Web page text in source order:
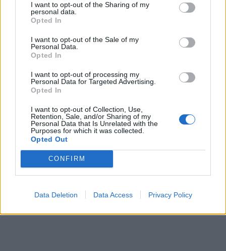
I want to opt-out of the Sharing of my
personal data.
Opted In
I want to opt-out of the Sale of my
Personal Data.
Opted In
I want to opt-out of processing my
Personal Data for Targeted Advertising.
Opted In
I want to opt-out of Collection, Use,
Retention, Sale, and/or Sharing of my
Personal Data that Is Unrelated with the
Purposes for which it was collected.
Opted Out
CONFIRM
Data Deletion Data Access Privacy Policy
Για να γιορτάσει τα γενέθλια της η Maserati και
να εντυπωσιάσει, δημιουργήσει σέλα για άλογο
σε συνεργασία με τη La Martina.
Ζάρια αλουμινίου από την Maserati